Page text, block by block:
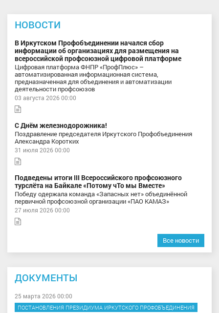
НОВОСТИ
В Иркутском Профобъединении начался сбор
информации об организациях для размещения на
всероссийской профсоюзной цифровой платформе
Цифровая платформа ФНПР «ПрофПлюс» –
автоматизированная информационная система,
предназначенная для объединения и автоматизации
деятельности профсоюзов
03 августа 2026 00:00
С Днём железнодорожника!
Поздравление председателя Иркутского Профобъединения
Александра Коротких
31 июля 2026 00:00
Подведены итоги III Всероссийского профсоюзного
турслёта на Байкале «Потому чТо мы Вместе»
Победу одержала команда «Запасных нет» объединённой
первичной профсоюзной организации «ПАО КАМАЗ»
27 июля 2026 00:00
Все новости
ДОКУМЕНТЫ
25 марта 2026 00:00
ПОСТАНОВЛЕНИЯ ПРЕЗИДИУМА ИРКУТСКОГО ПРОФОБЪЕДИНЕНИЯ